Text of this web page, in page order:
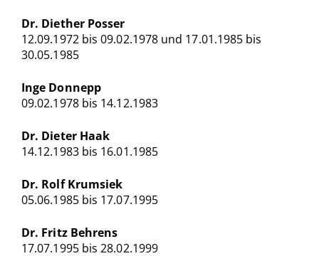
Dr. Diether Posser
12.09.1972 bis 09.02.1978 und 17.01.1985 bis
30.05.1985
Inge Donnepp
09.02.1978 bis 14.12.1983
Dr. Dieter Haak
14.12.1983 bis 16.01.1985
Dr. Rolf Krumsiek
05.06.1985 bis 17.07.1995
Dr. Fritz Behrens
17.07.1995 bis 28.02.1999